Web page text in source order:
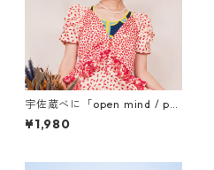
Local Little Shop
Thai
GREAT FORTUNE
宇佐蔵べに「open mind / pa
ssion」[7inch Record]
¥1,980